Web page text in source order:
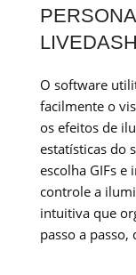
LIVEDASH
O software
facilmente o
os efeitos de
estatísticas do
escolha GIFs e
controle a
intuitiva que
passo a passo,